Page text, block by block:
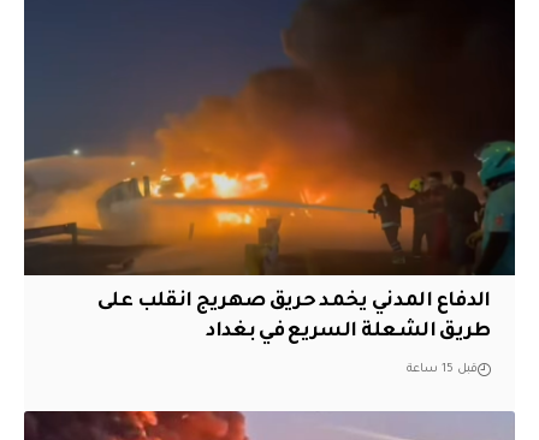
الدفاع المدني يخمد حريق صهريج انقلب على
طريق الشعلة السريع في بغداد
قبل 15 ساعة